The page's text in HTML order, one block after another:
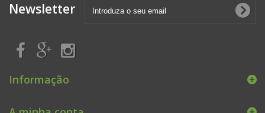
Newsletter
Informação